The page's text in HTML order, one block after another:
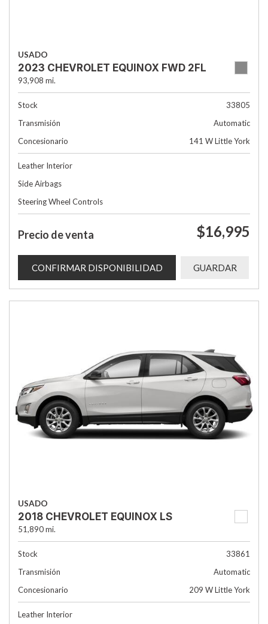
USADO
2023 CHEVROLET EQUINOX FWD 2FL
93,908 mi.
Stock
33805
Transmisión
Automatic
Concesionario
141 W Little York
Leather Interior
Side Airbags
Steering Wheel Controls
Precio de venta $16,995
CONFIRMAR DISPONIBILIDAD GUARDAR
USADO
2018 CHEVROLET EQUINOX LS
51,890 mi.
Stock
33861
Transmisión
Automatic
Concesionario
209 W Little York
Leather Interior